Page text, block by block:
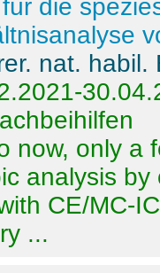
die
nat.
now, only a
analysis
CE/MC-
...